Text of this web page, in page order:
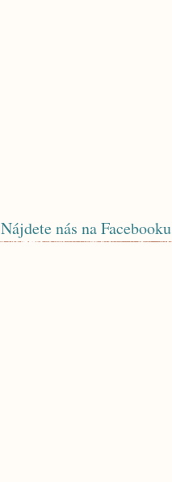
Nájdete nás na Facebooku